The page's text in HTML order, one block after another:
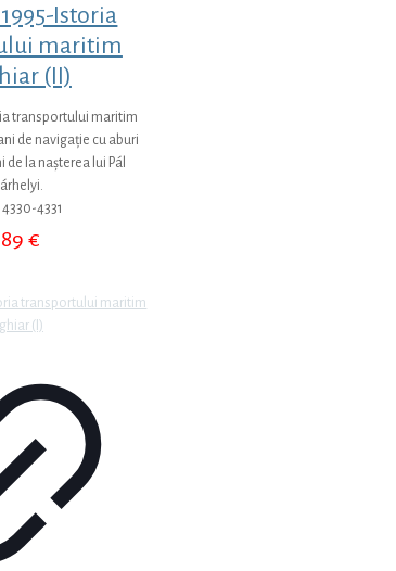
Istoria
maritim
(II)
transportului maritim
de navigație cu aburi
de la nașterea lui Pál
4331
€